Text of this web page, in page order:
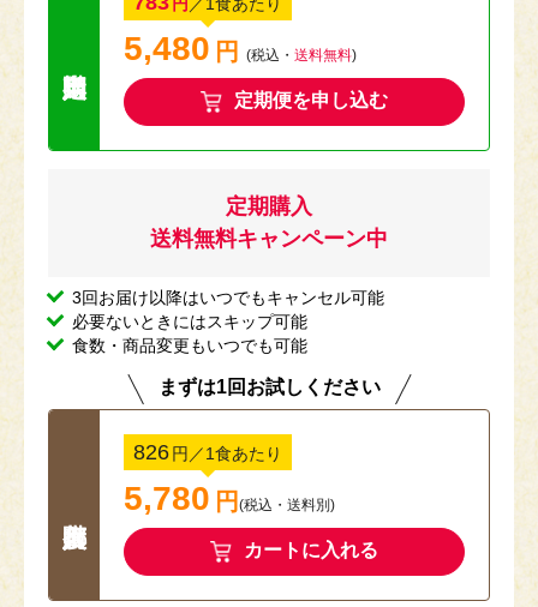
送料無料キャ
5,480 円 (税込・送料無料)
定期便を申し込む
定期購入
送料無料キャンペーン中
3回お届け以降はいつでもキャンセル可能
必要ないときにはスキップ可能
食数・商品変更もいつでも可能
まずは1回お試しください
826円 ／1食あたり
5,780 円(税込 ・送料別)
カートに入れる